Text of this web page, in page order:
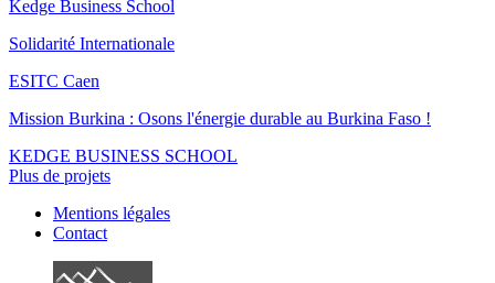
Kedge Business School
Solidarité Internationale
ESITC Caen
Mission Burkina : Osons l'énergie durable au Burkina Faso !
KEDGE BUSINESS SCHOOL
Plus de projets
Mentions légales
Contact